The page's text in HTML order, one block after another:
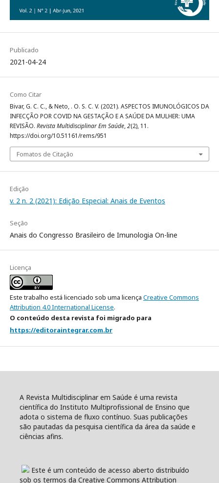
Publicado
2021-04-24
Como Citar
Bivar, G. C. C., & Neto, . O. S. C. V. (2021). ASPECTOS IMUNOLÓGICOS DA
INFECÇÃO POR COVID NA GESTAÇÃO E A SAÚDE DA MULHER: UMA
REVISÃO. Revista Multidisciplinar Em Saúde,2(2), 11.
https://doi.org/10.51161/rems/951
Fomatos de Citação
Edição
v. 2 n. 2 (2021): Edição Especial: Anais de Eventos
Seção
Anais do Congresso Brasileiro de Imunologia On-line
Licença
Este trabalho está licenciado sob uma licença Creative Commons
Attribution 4.0 International License.
O conteúdo desta revista foi migrado para
https://editoraintegrar.com.br
A Revista Multidisciplinar em Saúde é uma revista
científica do Instituto Multiprofissional de Ensino que
adota o sistema de fluxo contínuo. Suas publicações
são pautadas da pesquisa científica da área da saúde e
ciências afins.
Este é um conteúdo de acesso aberto distribuído
sob os termos da Creative Commons Attribution